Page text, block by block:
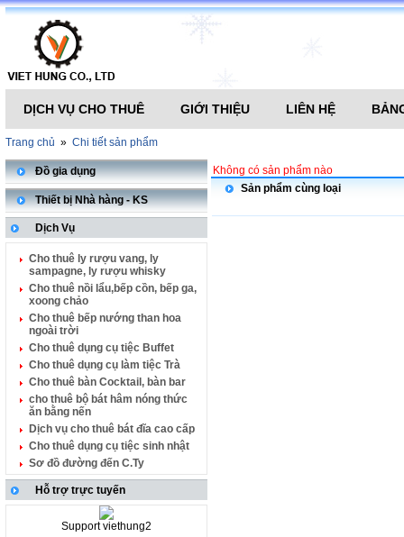
DỊCH VỤ CHO THUÊ GIỚI THIỆU LIÊN HỆ
Trang chủ » Chi tiết sản phẩm
Đồ gia dụng
Thiết bị Nhà hàng - KS
Dịch Vụ
Cho thuê ly rượu vang, ly
sampagne, ly rượu whisky
Cho thuê nồi lẩu,bếp cồn, bếp ga,
xoong chảo
Cho thuê bếp nướng than hoa
ngoài trời
Cho thuê dụng cụ tiệc Buffet
Cho thuê dụng cụ làm tiệc Trà
Cho thuê bàn Cocktail, bàn bar
cho thuê bộ bát hâm nóng thức
ăn bằng nến
Dịch vụ cho thuê bát đĩa cao cấp
Cho thuê dụng cụ tiệc sinh nhật
Sơ đồ đường đến C.Ty
Hỗ trợ trực tuyến
Support viethung2
Không có sản phẩm nào
Sản phẩm cùng loại